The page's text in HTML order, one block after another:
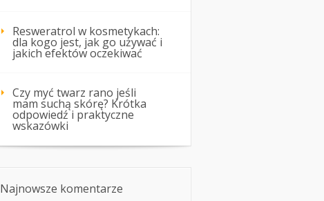
Resweratrol w kosmetykach:
dla kogo jest, jak go używać i
jakich efektów oczekiwać
Czy myć twarz rano jeśli
mam suchą skórę? Krótka
odpowiedź i praktyczne
wskazówki
Najnowsze komentarze